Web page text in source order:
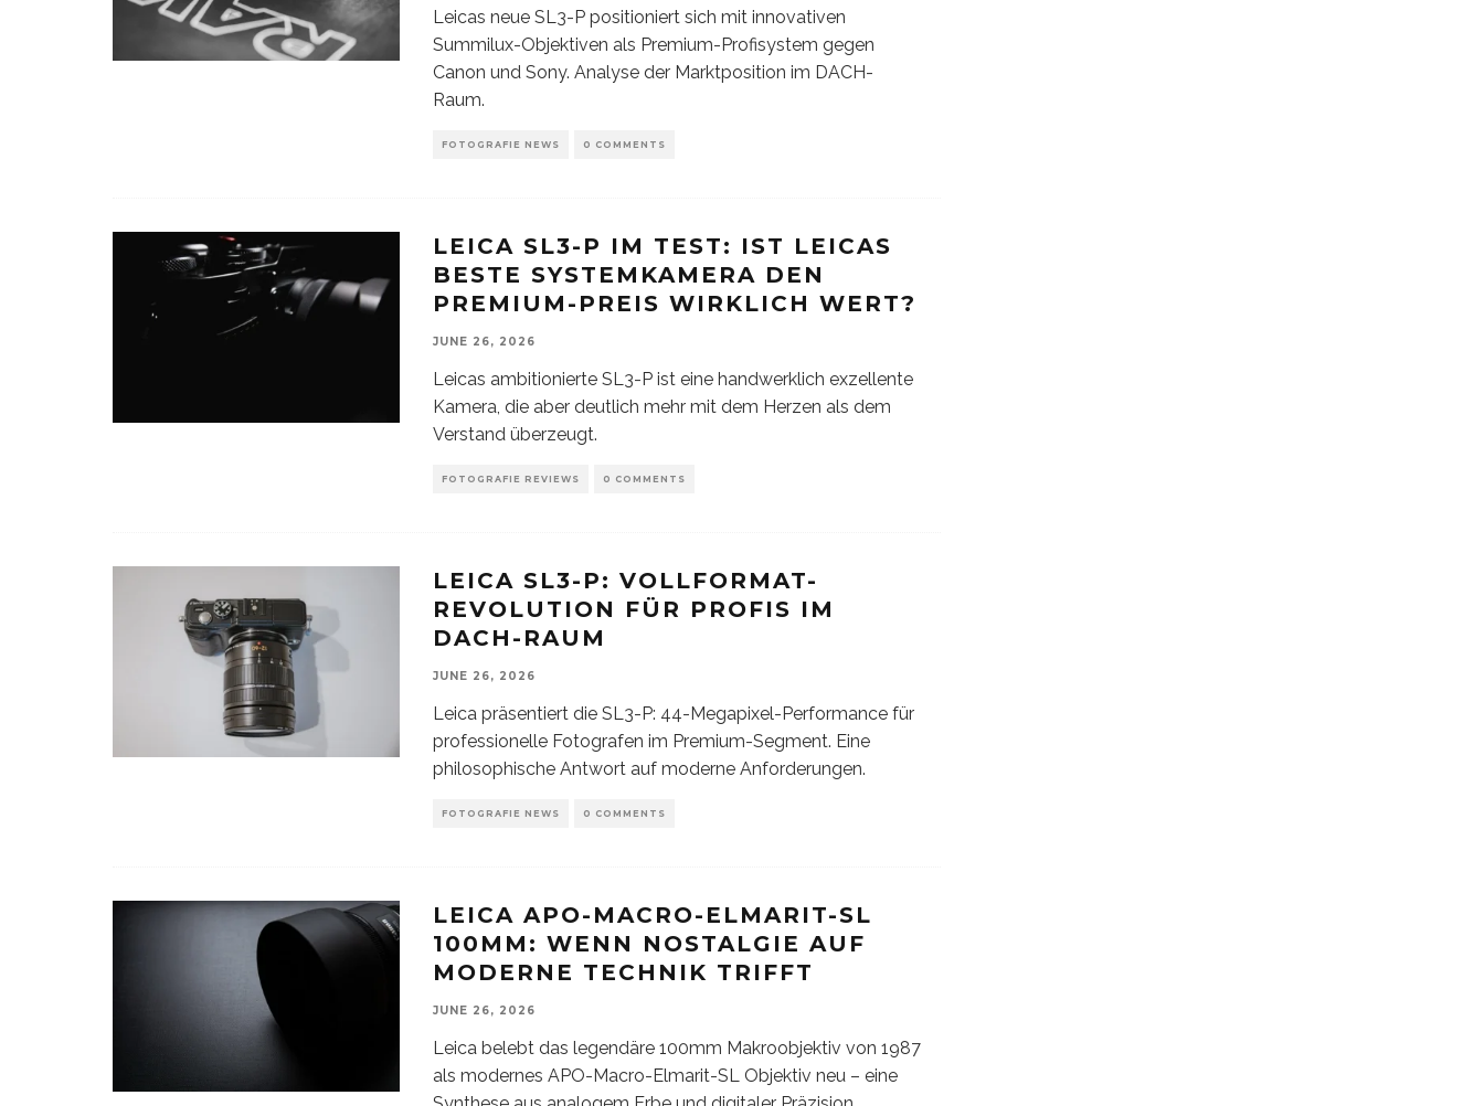
Leicas neue SL3-P positioniert sich mit innovativen
Summilux-Objektiven als Premium-Profisystem gegen
Canon und Sony. Analyse der Marktposition im DACH-
Raum.
FOTOGRAFIE NEWS 0 COMMENTS
LEICA SL3-P IM TEST: IST LEICAS
BESTE SYSTEMKAMERA DEN
PREMIUM-PREIS WIRKLICH WERT?
JUNE 26, 2026
Leicas ambitionierte SL3-P ist eine handwerklich exzellente
Kamera, die aber deutlich mehr mit dem Herzen als dem
Verstand überzeugt.
FOTOGRAFIE REVIEWS 0 COMMENTS
LEICA SL3-P: VOLLFORMAT-
REVOLUTION FÜR PROFIS IM
DACH-RAUM
JUNE 26, 2026
Leica präsentiert die SL3-P: 44-Megapixel-Performance für
professionelle Fotografen im Premium-Segment. Eine
philosophische Antwort auf moderne Anforderungen.
FOTOGRAFIE NEWS 0 COMMENTS
LEICA APO-MACRO-ELMARIT-SL
100MM: WENN NOSTALGIE AUF
MODERNE TECHNIK TRIFFT
JUNE 26, 2026
Leica belebt das legendäre 100mm Makroobjektiv von 1987
als modernes APO-Macro-Elmarit-SL Objektiv neu – eine